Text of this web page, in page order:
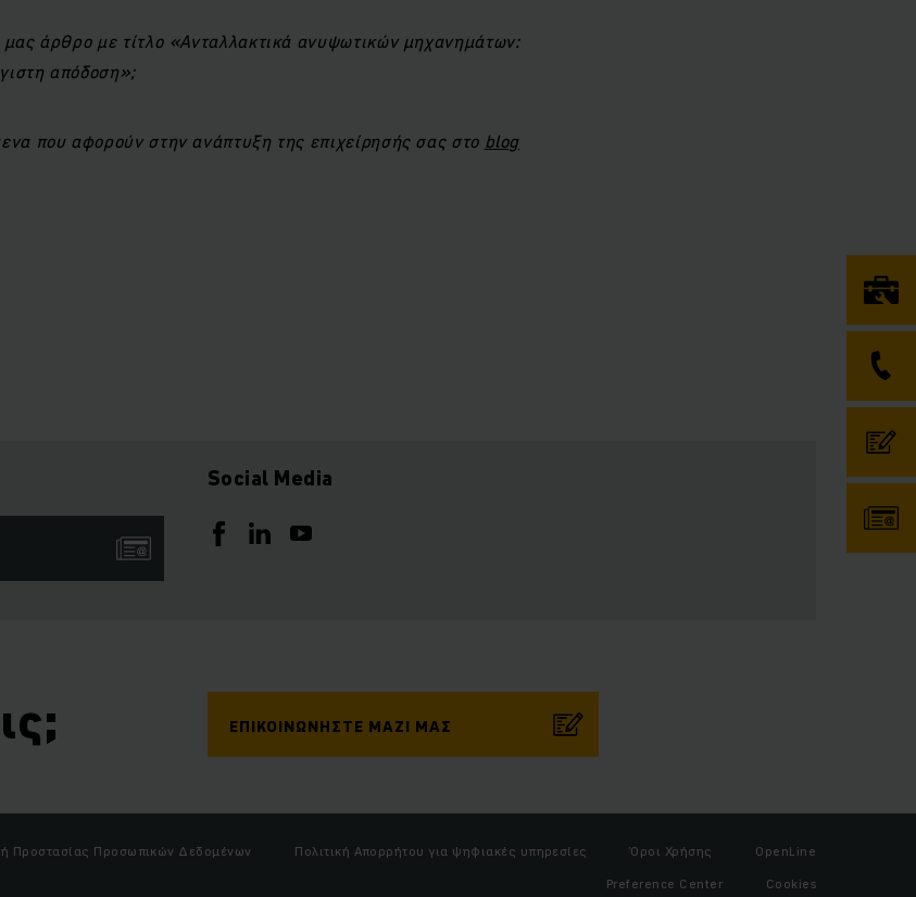
άρθρο με τίτλο «Ανταλλακτικά ανυψωτικών μηχανημάτων:
απόδοση»;
που αφορούν στην ανάπτυξη της επιχείρησής σας στο blog
Social Media
ΕΠΙΚΟΙΝΩΝΉΣΤΕ ΜΑΖΊ ΜΑΣ
Προστασίας Προσωπικών Δεδομένων Πολιτική Απορρήτου για ψηφιακές υπηρεσίες Όροι Χρήσης
OpenLine
Preference Center
Cookies